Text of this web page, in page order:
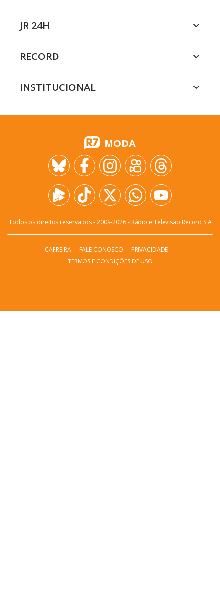
JR 24H
RECORD
INSTITUCIONAL
MODA
Todos os direitos reservados - 2009-2026- Rádio e Televisão Record S.A
CARREIRA FALE CONOSCO
PRIVACIDADE
TERMOS E CONDIÇÕES DE USO